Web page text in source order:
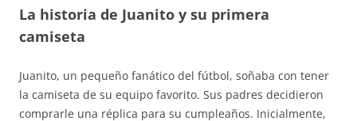
La historia de Juanito y su primera
camiseta
Juanito, un pequeño fanático del fútbol, soñaba con tener
la camiseta de su equipo favorito. Sus padres decidieron
comprarle una réplica para su cumpleaños. Inicialmente,